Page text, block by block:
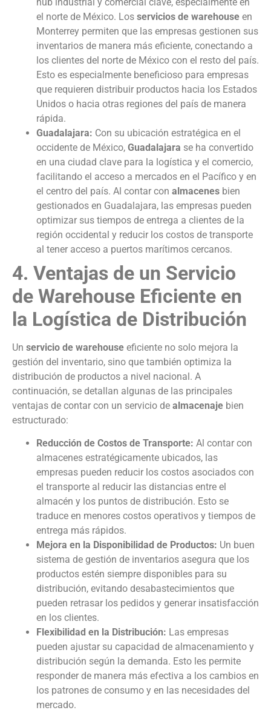
el norte de México. Los servicios de warehouse en
Monterrey permiten que las empresas gestionen sus
inventarios de manera más eficiente, conectando a
los clientes del norte de México con el resto del país.
Esto es especialmente beneficioso para empresas
que requieren distribuir productos hacia los Estados
Unidos o hacia otras regiones del país de manera
rápida.
Guadalajara: Con su ubicación estratégica en el
occidente de México, Guadalajara se ha convertido
en una ciudad clave para la logística y el comercio,
facilitando el acceso a mercados en el Pacífico y en
el centro del país. Al contar con almacenes bien
gestionados en Guadalajara, las empresas pueden
optimizar sus tiempos de entrega a clientes de la
región occidental y reducir los costos de transporte
al tener acceso a puertos marítimos cercanos.
4. Ventajas de un Servicio
de Warehouse Eficiente en
la Logística de Distribución
Un servicio de warehouse eficiente no solo mejora la
gestión del inventario, sino que también optimiza la
distribución de productos a nivel nacional. A
continuación, se detallan algunas de las principales
ventajas de contar con un servicio de almacenaje bien
estructurado:
Reducción de Costos de Transporte: Al contar con
almacenes estratégicamente ubicados, las
empresas pueden reducir los costos asociados con
el transporte al reducir las distancias entre el
almacén y los puntos de distribución. Esto se
traduce en menores costos operativos y tiempos de
entrega más rápidos.
Mejora en la Disponibilidad de Productos: Un buen
sistema de gestión de inventarios asegura que los
productos estén siempre disponibles para su
distribución, evitando desabastecimientos que
pueden retrasar los pedidos y generar insatisfacción
en los clientes.
Flexibilidad en la Distribución: Las empresas
pueden ajustar su capacidad de almacenamiento y
distribución según la demanda. Esto les permite
responder de manera más efectiva a los cambios en
los patrones de consumo y en las necesidades del
mercado.